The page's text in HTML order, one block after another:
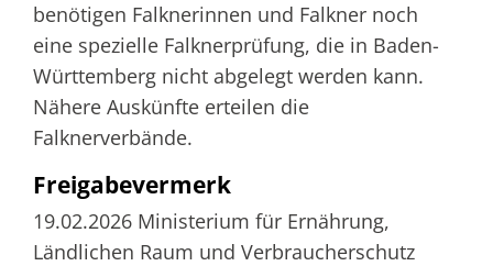
benötigen Falknerinnen und Falkner noch
eine spezielle Falknerprüfung, die in Baden-
Württemberg nicht abgelegt werden kann.
Nähere Auskünfte erteilen die
Falknerverbände.
Freigabevermerk
19.02.2026 Ministerium für Ernährung,
Ländlichen Raum und Verbraucherschutz